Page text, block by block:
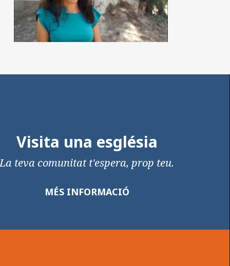
Visita una església
La teva comunitat t'espera, prop teu.
MÉS INFORMACIÓ